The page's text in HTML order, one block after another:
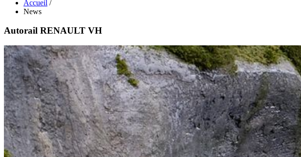
Accueil /
News
Autorail RENAULT VH